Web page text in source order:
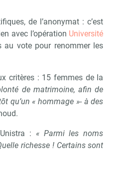
de l’anonymat : c’est
avec l’opération Université
vote pour renommer les
critères : 15 femmes de la
de matrimoine, afin de
qu’un « hommage »- à des
: « Parmi les noms
richesse ! Certains sont